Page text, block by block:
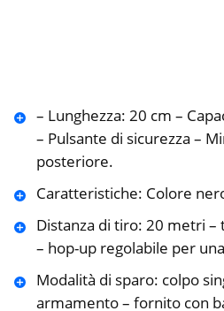
– Lunghezza: 20 cm –
– Pulsante di sicurezza –
posteriore.
Caratteristiche: Colore
Distanza di tiro: 20 metri
– hop-up regolabile per
Modalità di sparo: colpo
armamento – fornito con